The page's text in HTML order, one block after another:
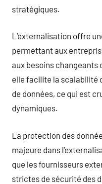
stratégiques.
L’externalisation offre
permettant aux
aux besoins changeants
elle facilite la scalabilité
de données, ce qui est
dynamiques.
La protection des
majeure dans
que les fournisseurs
strictes de sécurité des